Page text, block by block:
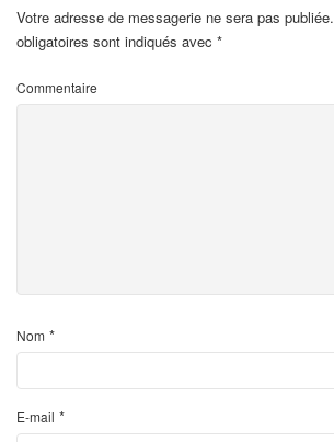
Votre adresse de messagerie ne sera pas publiée.
obligatoires sont indiqués avec *
Commentaire
Nom *
E-mail *